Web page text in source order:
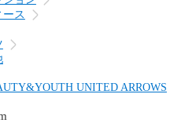
ース
UNITED ARROWS